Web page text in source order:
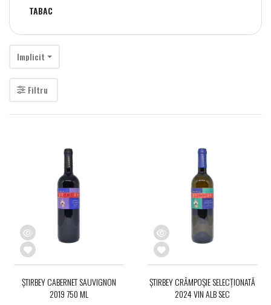
TABAC
Implicit
Filtru
ŞTIRBEY CABERNET SAUVIGNON
2019 750 ML
ŞTIRBEY CRÂMPOŞIE SELECȚIONATĂ
2024 VIN ALB SEC